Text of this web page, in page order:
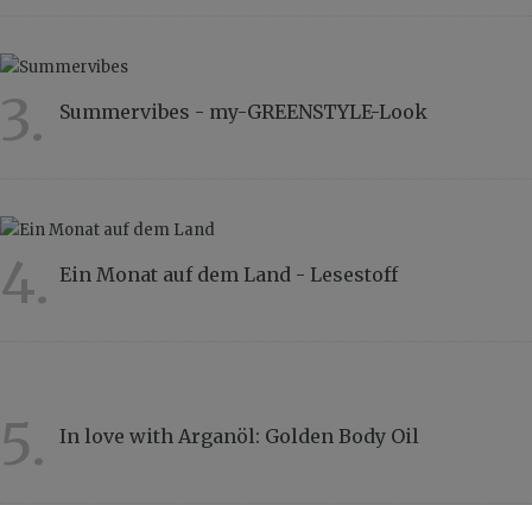
3. Summervibes - my-GREENSTYLE-Look
4. Ein Monat auf dem Land - Lesestoff
5. In love with Arganöl: Golden Body Oil